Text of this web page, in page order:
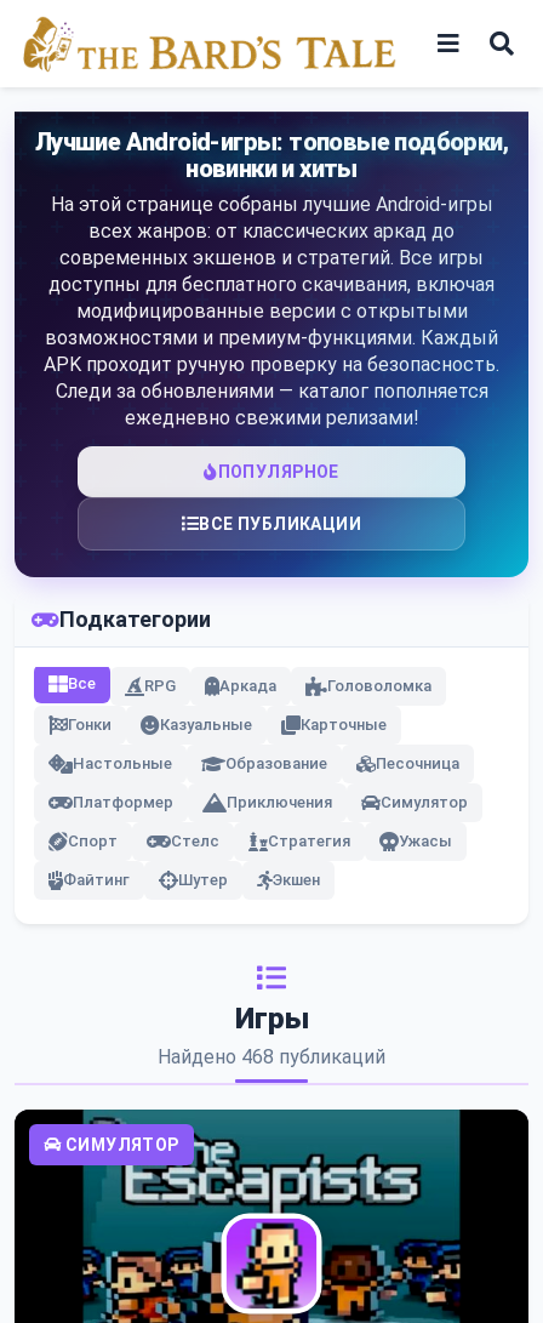
content
Игры
Лучшие Android-игры: топовые подборки,
новинки и хиты
На этой странице собраны лучшие Android-игры
всех жанров: от классических аркад до
современных экшенов и стратегий. Все игры
доступны для бесплатного скачивания, включая
модифицированные версии с открытыми
возможностями и премиум-функциями. Каждый
APK проходит ручную проверку на безопасность.
Следи за обновлениями — каталог пополняется
ежедневно свежими релизами!
ПОПУЛЯРНОЕ
ВСЕ ПУБЛИКАЦИИ
Подкатегории
Все RPG Аркада Головоломка
Гонки Казуальные Карточные
Настольные Образование Песочница
Платформер Приключения Симулятор
Спорт Стелс Стратегия Ужасы
Файтинг Шутер Экшен
Игры
Найдено 468 публикаций
СИМУЛЯТОР